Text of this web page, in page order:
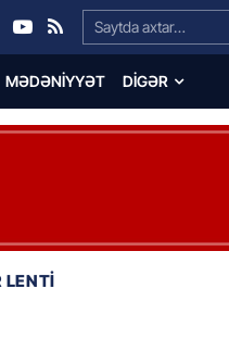
Search…
MƏDƏNIYYƏT DIGƏR